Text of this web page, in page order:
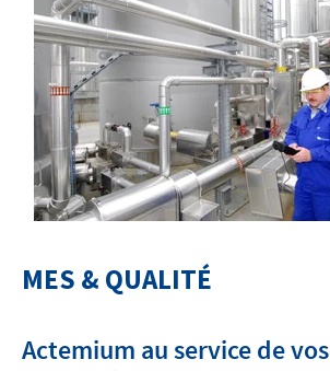
MES & QUALITÉ
Actemium au service de vos